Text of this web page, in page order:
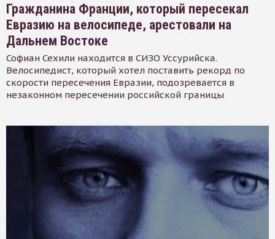
Гражданина Франции, который пересекал
Евразию на велосипеде, арестовали на
Дальнем Востоке
Софиан Сехили находится в СИЗО Уссурийска.
Велосипедист, который хотел поставить рекорд по
скорости пересечения Евразии, подозревается в
незаконном пересечении российской границы